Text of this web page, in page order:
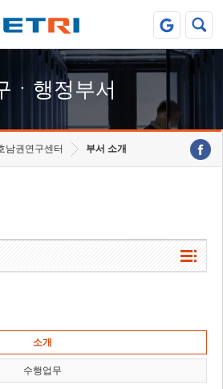
ㆍ행정부서
남권연구센터 부서 소개
소개
수행업무